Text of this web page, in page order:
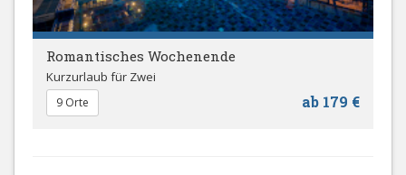
Romantisches Wochenende
Kurzurlaub für Zwei
ab 179 €
9 Orte